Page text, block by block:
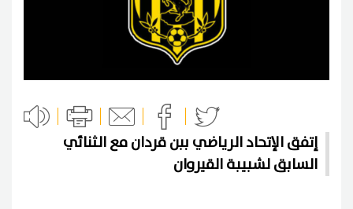
إتفق الإتحاد الرياضي ببن قردان مع الثنائي
السابق لشبيبة القيروان